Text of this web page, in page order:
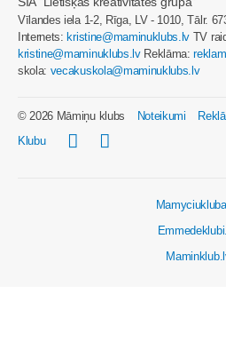
Vīlandes iela 1-2, Rīga, LV - 1010, Tālr.
Internets:kristine@maminuklubs.lv TV
kristine@maminuklubs.lvReklāma:
skola: vecakuskola@maminuklubs.lv
© 2026 Māmiņu klubs Noteikumi
Klubu